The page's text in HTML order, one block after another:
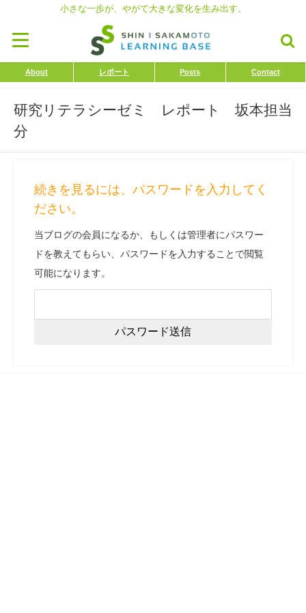
小さな一歩が、やがて大きな変化を生み出す。
About レポート Posts Contact
研究リテラシーゼミ レポート 坂本担当
分
続きを見るには、パスワードを入力してく
ださい。
当ブログの会員になるか、もしくは管理者にパスワー
ドを教えてもらい、パスワードを入力することで閲覧
可能になります。